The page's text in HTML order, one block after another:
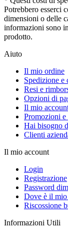
Potrebbero esserci
dimensioni o delle
informazioni sono
prodotto.
Aiuto
Il mio ordine
Spedizione e
Resi e
Opzioni di
Il mio
Promozioni
Hai bisogno
Clienti
Il mio account
Login
Registrazione
Password
Dove è il mio
Riscossione
Informazioni Utili